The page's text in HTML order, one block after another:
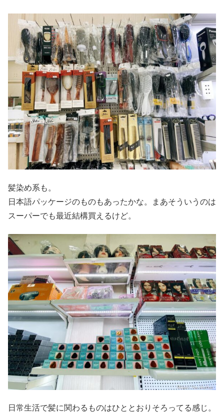
髪染め系も。
日本語パッケージのものもあったかな。まあそういうのは
スーパーでも最近結構買えるけど。
日常生活で髪に関わるものはひととおりそろってる感じ。